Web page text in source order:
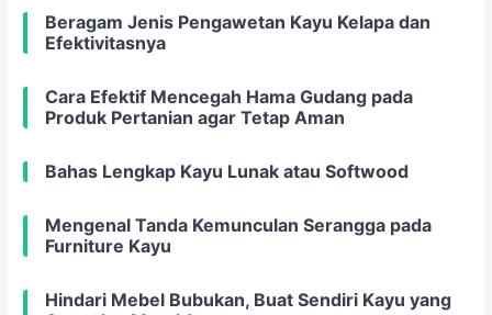
Beragam Jenis Pengawetan Kayu Kelapa dan
Efektivitasnya
Cara Efektif Mencegah Hama Gudang pada
Produk Pertanian agar Tetap Aman
Bahas Lengkap Kayu Lunak atau Softwood
Mengenal Tanda Kemunculan Serangga pada
Furniture Kayu
Hindari Mebel Bubukan, Buat Sendiri Kayu yang